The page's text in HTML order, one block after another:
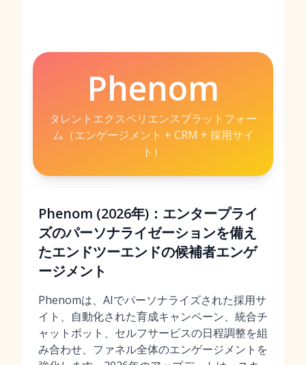
Phenom
タレントエクスペリエンスプラットフォー
ム（エンゲージメント + CRM + 採用サイ
ト）
Phenom (2026年)：エンタープライ
ズのパーソナライゼーションを備え
たエンドツーエンドの候補者エンゲ
ージメント
Phenomは、AIでパーソナライズされた採用サ
イト、自動化された育成キャンペーン、統合チ
ャットボット、セルフサービスの日程調整を組
み合わせ、ファネル全体のエンゲージメントを